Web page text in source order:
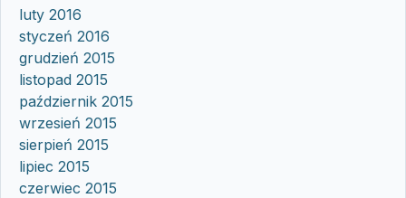
luty 2016
styczeń 2016
grudzień 2015
listopad 2015
październik 2015
wrzesień 2015
sierpień 2015
lipiec 2015
czerwiec 2015